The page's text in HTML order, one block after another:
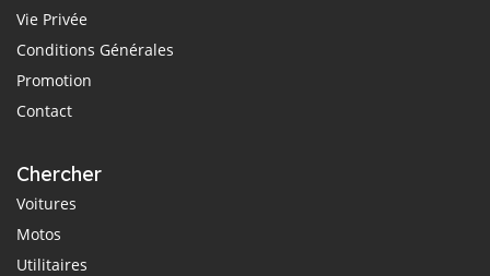
Vie Privée
Conditions Générales
Promotion
Contact
Chercher
Voitures
Motos
Utilitaires